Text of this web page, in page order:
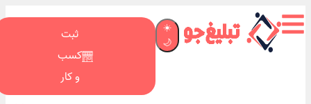
☀️
🌙
ثبت
کسب
و کار